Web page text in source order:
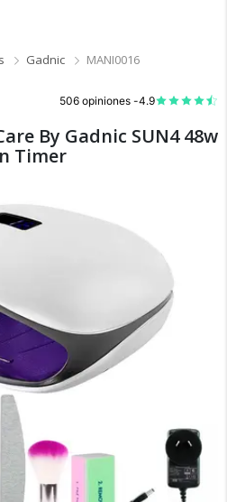
Gadnic MANI0016
506 opiniones -4.9
By Gadnic SUN4 48w
Timer